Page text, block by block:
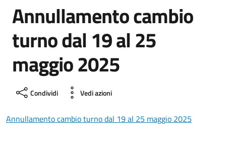
Annullamento cambio
turno dal 19 al 25
maggio 2025
Condividi Vedi azioni
Annullamento cambio turno dal 19 al 25 maggio 2025